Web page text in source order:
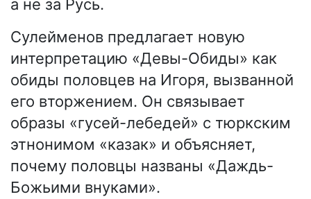
а не за Русь.
Сулейменов предлагает новую
интерпретацию «Девы-Обиды» как
обиды половцев на Игоря, вызванной
его вторжением. Он связывает
образы «гусей-лебедей» с тюркским
этнонимом «казак» и объясняет,
почему половцы названы «Даждь-
Божьими внуками».